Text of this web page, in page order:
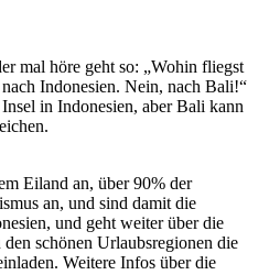
mal höre geht so: „Wohin fliegst
Indonesien. Nein, nach Bali!“
in Indonesien, aber Bali kann
Eiland an, über 90% der
an, und sind damit die
und geht weiter über die
schönen Urlaubsregionen die
Weitere Infos über die